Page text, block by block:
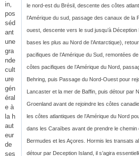
in,
pos
séd
ant
une
gra
nde
cult
ure
gén
éral
e à
la h
aut
eur
de
ses
le nord-est du Brésil, descente des côtes
l’Amérique du sud, passage des canaux de la
ouest, descente vers le sud jusqu’à Déception
bases les plus au Nord de l’Antarctique),
pacifiques de l’Amérique du Sud, remontées
côtes pacifiques de l’Amérique du Nord,
Behring, puis Passage du Nord-Ouest pour
Lancaster et la mer de Baffin, puis détour par
Groenland avant de rejoindre les côtes
les côtes atlantiques de l’Amérique du Nord
dans les Caraïbes avant de prendre le chemin
Bermudes et les Açores. Hormis les transats
détour par Deception Island, il s’agira